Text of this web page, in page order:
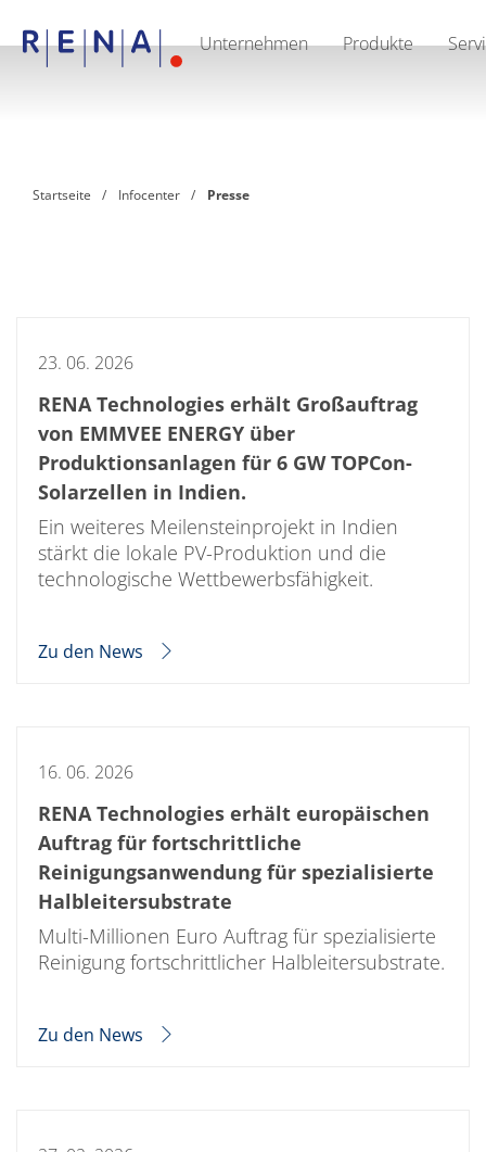
Unternehmen Produkte
RENA North America
Einzelwaferbearbeitung
Galvanik
Wafer-Trocknung
Chemische Abgabesysteme
Erneuerbare Energien
Solarwafer
Solarzelle Batch
Verbrauchsgüter
MedTech
Medizinische Komponenten
Through glass vias (TGV)
Service
Digital Services
Service Level Agreements
Ersatzteilservice
Upgrades
Training
Technologie
Technologiezentren
Prozesstechnologie
SiEtch – KOH-Ätzen
Ätzen
Startseite Infocenter Presse
23. 06. 2026
RENA Technologies erhält Großauftrag
von EMMVEE ENERGY über
Produktionsanlagen für 6 GW TOPCon-
Solarzellen in Indien.
Ein weiteres Meilensteinprojekt in Indien
stärkt die lokale PV-Produktion und die
technologische Wettbewerbsfähigkeit.
Zu den News
16. 06. 2026
RENA Technologies erhält europäischen
Auftrag für fortschrittliche
Reinigungsanwendung für spezialisierte
Halbleitersubstrate
Multi-Millionen Euro Auftrag für spezialisierte
Reinigung fortschrittlicher Halbleitersubstrate.
Zu den News